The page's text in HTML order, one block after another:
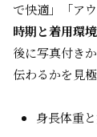
で快適」「ア
時期と着用環境
後に写真付き
伝わるかを見
身長体重